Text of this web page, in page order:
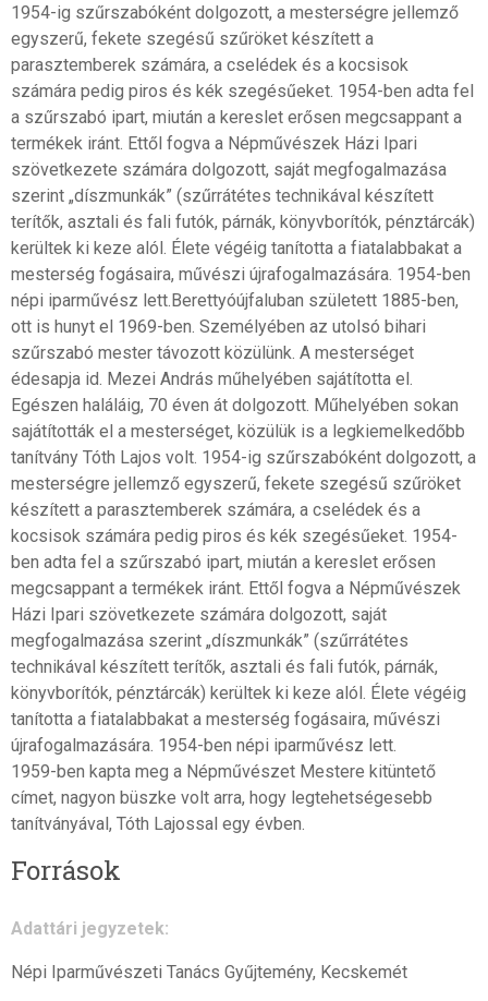
1954-ig szűrszabóként dolgozott, a mesterségre jellemző
egyszerű, fekete szegésű szűröket készített a
parasztemberek számára, a cselédek és a kocsisok
számára pedig piros és kék szegésűeket. 1954-ben adta fel
a szűrszabó ipart, miután a kereslet erősen megcsappant a
termékek iránt. Ettől fogva a Népművészek Házi Ipari
szövetkezete számára dolgozott, saját megfogalmazása
szerint „díszmunkák” (szűrrátétes technikával készített
terítők, asztali és fali futók, párnák, könyvborítók, pénztárcák)
kerültek ki keze alól. Élete végéig tanította a fiatalabbakat a
mesterség fogásaira, művészi újrafogalmazására. 1954-ben
népi iparművész lett.Berettyóújfaluban született 1885-ben,
ott is hunyt el 1969-ben. Személyében az utolsó bihari
szűrszabó mester távozott közülünk. A mesterséget
édesapja id. Mezei András műhelyében sajátította el.
Egészen haláláig, 70 éven át dolgozott. Műhelyében sokan
sajátították el a mesterséget, közülük is a legkiemelkedőbb
tanítvány Tóth Lajos volt. 1954-ig szűrszabóként dolgozott, a
mesterségre jellemző egyszerű, fekete szegésű szűröket
készített a parasztemberek számára, a cselédek és a
kocsisok számára pedig piros és kék szegésűeket. 1954-
ben adta fel a szűrszabó ipart, miután a kereslet erősen
megcsappant a termékek iránt. Ettől fogva a Népművészek
Házi Ipari szövetkezete számára dolgozott, saját
megfogalmazása szerint „díszmunkák” (szűrrátétes
technikával készített terítők, asztali és fali futók, párnák,
könyvborítók, pénztárcák) kerültek ki keze alól. Élete végéig
tanította a fiatalabbakat a mesterség fogásaira, művészi
újrafogalmazására. 1954-ben népi iparművész lett.
1959-ben kapta meg a Népművészet Mestere kitüntető
címet, nagyon büszke volt arra, hogy legtehetségesebb
tanítványával, Tóth Lajossal egy évben.
Források
Adattári jegyzetek:
Népi Iparművészeti Tanács Gyűjtemény, Kecskemét